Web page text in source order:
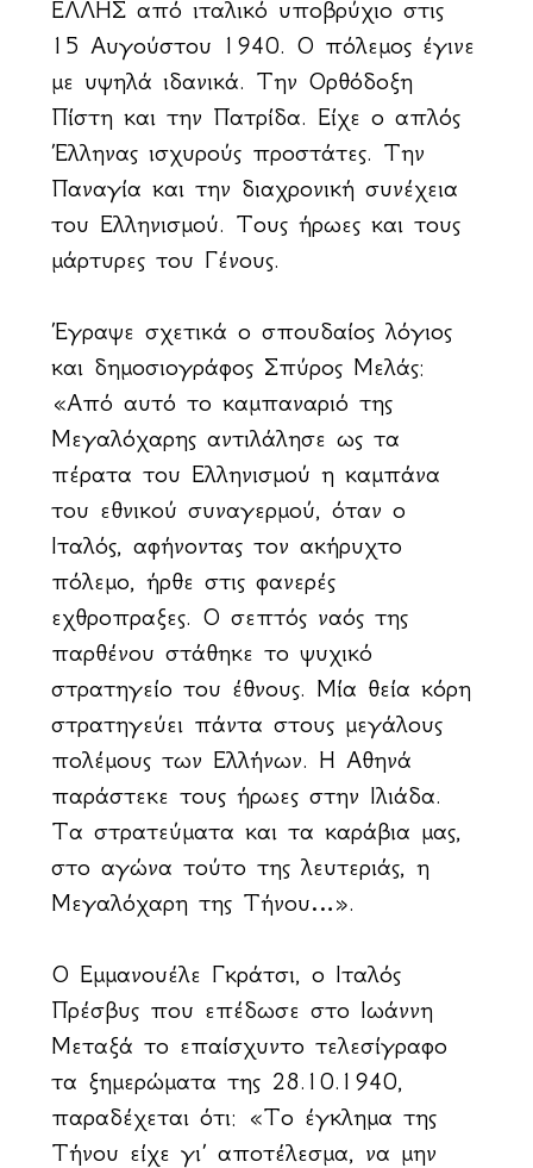
ΕΛΛΗΣ από ιταλικό υποβρύχιο στις
15 Αυγούστου 1940. Ο πόλεμος έγινε
με υψηλά ιδανικά. Την Ορθόδοξη
Πίστη και την Πατρίδα. Είχε ο απλός
Έλληνας ισχυρούς προστάτες. Την
Παναγία και την διαχρονική συνέχεια
του Ελληνισμού. Τους ήρωες και τους
μάρτυρες του Γένους.
Έγραψε σχετικά ο σπουδαίος λόγιος
και δημοσιογράφος Σπύρος Μελάς:
«Από αυτό το καμπαναριό της
Μεγαλόχαρης αντιλάλησε ως τα
πέρατα του Ελληνισμού η καμπάνα
του εθνικού συναγερμού, όταν ο
Ιταλός, αφήνοντας τον ακήρυχτο
πόλεμο, ήρθε στις φανερές
εχθροπραξἰες. Ο σεπτός ναός της
παρθένου στάθηκε το ψυχικό
στρατηγείο του έθνους. Μία θεία κόρη
στρατηγεύει πάντα στους μεγάλους
πολέμους των Ελλήνων. Η Αθηνά
παράστεκε τους ήρωες στην Ιλιάδα.
Τα στρατεύματα και τα καράβια μας,
στο αγώνα τούτο της λευτεριάς, η
Μεγαλόχαρη της Τήνου…».
Ο Εμμανουέλε Γκράτσι, ο Ιταλός
Πρέσβυς που επέδωσε στο Ιωάννη
Μεταξά το επαίσχυντο τελεσίγραφο
τα ξημερώματα της 28.10.1940,
παραδέχεται ότι: «Το έγκλημα της
Τήνου είχε γι’ αποτέλεσμα, να μην